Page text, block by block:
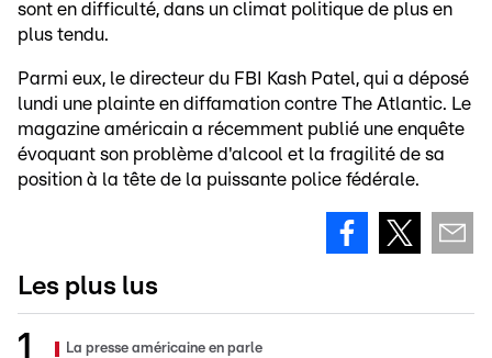
sont en difficulté, dans un climat politique de plus en
plus tendu.
Parmi eux, le directeur du FBI Kash Patel, qui a déposé
lundi une plainte en diffamation contre The Atlantic. Le
magazine américain a récemment publié une enquête
évoquant son problème d'alcool et la fragilité de sa
position à la tête de la puissante police fédérale.
Les plus lus
La presse américaine en parle